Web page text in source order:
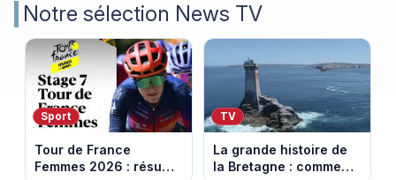
Notre sélection News TV
Sport
Tour de France
Femmes 2026 : résumé
TV
La grande histoire de
la Bretagne : comment